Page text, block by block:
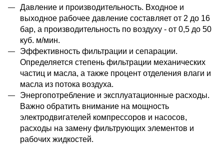
Давление и производительность. Входное и
выходное рабочее давление составляет от 2 до 16
бар, а производительность по воздуху - от 0,5 до 50
куб. м/мин.
Эффективность фильтрации и сепарации.
Определяется степень фильтрации механических
частиц и масла, а также процент отделения влаги и
масла из потока воздуха.
Энергопотребление и эксплуатационные расходы.
Важно обратить внимание на мощность
электродвигателей компрессоров и насосов,
расходы на замену фильтрующих элементов и
рабочих жидкостей.